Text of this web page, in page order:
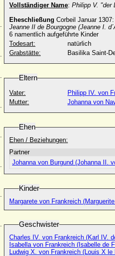
Vollständiger Name: Philipp V. "der
Eheschließung Corbeil Januar 1307:
Jeanne II de Bourgogne (Jeanne I.
6 namentlich aufgeführte Kinder
Todesart:
natürlich
Grabstätte:
Basilika Saint-
Eltern
Vater:
Philipp IV. von
Mutter:
Johanna von
Ehen
Ehen / Beziehungen:
Partner
Johanna von Burgund (Johanna II.
Kinder
Margarete von Frankreich
Geschwister
Charles IV. von Frankreich (Karl IV.
Isabella von Frankreich (Isabelle de
Ludwig X. von Frankreich (Louis X le